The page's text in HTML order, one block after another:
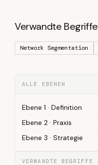
Verwandte Begriffe
Network Segmentation
ALLE EBENEN
Ebene 1 · Definition
Ebene 2 · Praxis
Ebene 3 · Strategie
VERWANDTE BEGRIFFE